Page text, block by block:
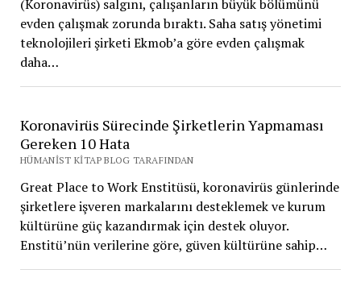
(Koronavirüs) salgını, çalışanların büyük bölümünü
evden çalışmak zorunda bıraktı. Saha satış yönetimi
teknolojileri şirketi Ekmob’a göre evden çalışmak
daha…
Koronavirüs Sürecinde Şirketlerin Yapmaması
Gereken 10 Hata
HÜMANIST KITAP BLOG TARAFINDAN
Great Place to Work Enstitüsü, koronavirüs günlerinde
şirketlere işveren markalarını desteklemek ve kurum
kültürüne güç kazandırmak için destek oluyor.
Enstitü’nün verilerine göre, güven kültürüne sahip…